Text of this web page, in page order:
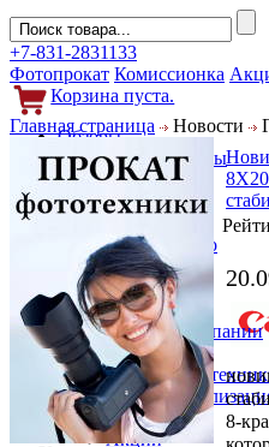
+7-831-2831133
Фотопрокат Комиссионка
Корзина пуста.
Обзоры
Фотоаппараты
Объективы
Фильтры
Фото и видео
Гаджеты
Аксессуары
Слухи
Новости компании
Услуги
Прокат
Выкуп и
Покупателям
Акции
Главная страница Новости
8-